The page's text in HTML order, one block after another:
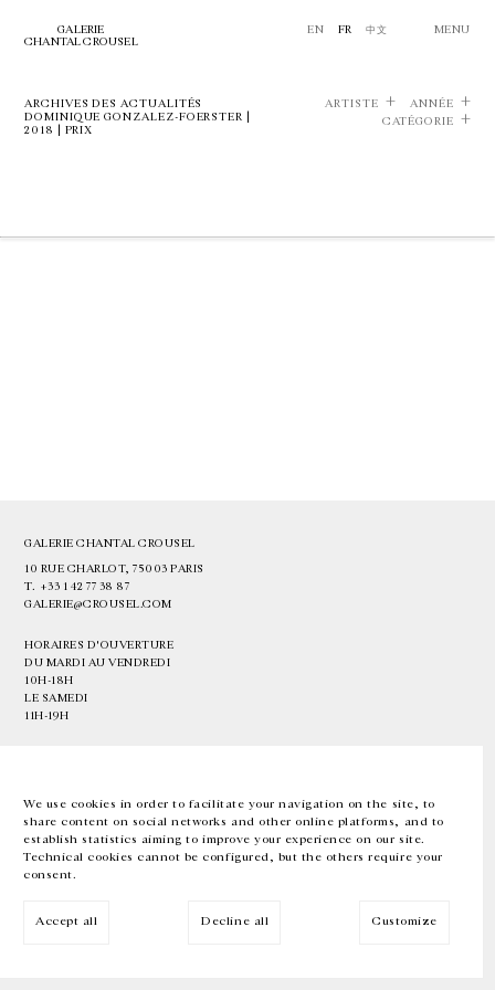
We use cookies in order to facilitate your navigation on the site, to
share content on social networks and other online platforms, and to
establish statistics aiming to improve your experience on our site.
Technical cookies cannot be configured, but the others require your
consent.
Accept all Decline all Customize
GALERIE
CHANTAL CROUSEL
EN FR 中文 MENU
ARCHIVES DES ACTUALITÉS
DOMINIQUE GONZALEZ-FOERSTER |
2018 | PRIX
ARTISTE
ANNÉE
CATÉGORIE
GALERIE CHANTAL CROUSEL
10 RUE CHARLOT, 75003 PARIS
T. +33 1 42 77 38 87
GALERIE@CROUSEL.COM
HORAIRES D'OUVERTURE
DU MARDI AU VENDREDI
10H-18H
LE SAMEDI
11H-19H
EN FR 中文 Facebook Instagram
Inscrivez-vous à notre newsletter